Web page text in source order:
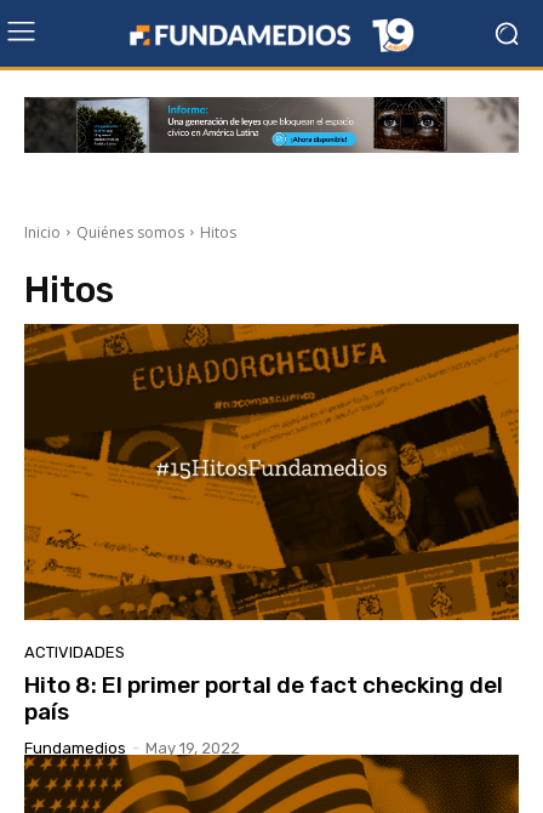
Inicio Quiénes somos Hitos
Hitos
ACTIVIDADES
Hito 8: El primer portal de fact checking del
país
Fundamedios - May 19, 2022